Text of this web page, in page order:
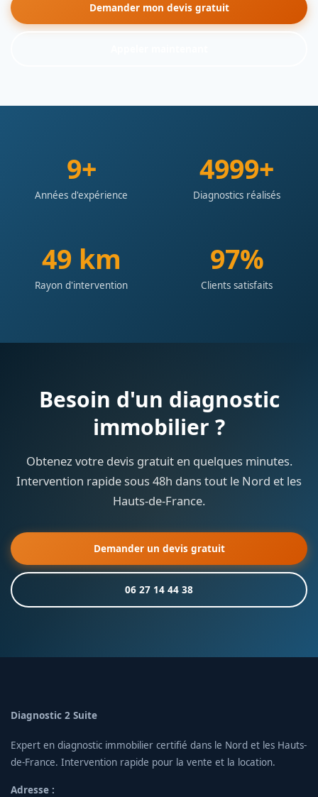
Demander mon devis gratuit
10+
Années d'expérience
5000+
Diagnostics réalisés
50 km
Rayon d'intervention
98%
Clients satisfaits
Besoin d'un diagnostic
immobilier ?
Obtenez votre devis gratuit en quelques minutes.
Intervention rapide sous 48h dans tout le Nord et les
Hauts-de-France.
Demander un devis gratuit
06 27 14 44 38
Diagnostic 2 Suite
Expert en diagnostic immobilier certifié dans le Nord et les Hauts-
de-France. Intervention rapide pour la vente et la location.
Adresse :